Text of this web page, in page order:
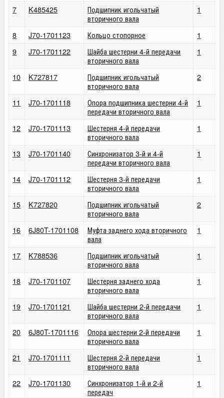
7 K485425
Подшипник игольчатый
вторичного вала
1
8 J70-1701123 Кольцо стопорное
1
9
J70-1701122
Шайба шестерни 4-й передачи
вторичного вала
1
10 K727817
Подшипник игольчатый
вторичного вала
2
11 J70-1701118
Опора подшипника шестерни 4-й
передачи вторичного вала
1
12 J70-1701113
Шестерня 4-й передачи
вторичного вала
1
13 J70-1701140
Синхронизатор 3-й и 4-й
передачи вторичного вала
1
14 J70-1701112
Шестерня 3-й передачи
вторичного вала
1
15 K727820
Подшипник игольчатый
вторичного вала
2
16 6J80T-1701108
Муфта заднего хода вторичного
вала
1
17 K788536
Подшипник игольчатый
вторичного вала
1
18 J70-1701107
Шестерня заднего хода
вторичного вала
1
19 J70-1701121
Шайба шестерни 2-й передачи
вторичного вала
1
20 6J80T-1701116
Опора шестерни 2-й передачи
вторичного вала
1
21 J70-1701111
Шестерня 2-й передачи
вторичного вала
1
22 J70-1701130
Синхронизатор 1-й и 2-й
передач
1